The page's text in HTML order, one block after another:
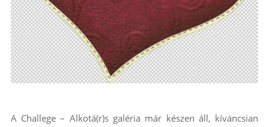
A Challege – Alkotá(r)s galéria már készen áll, kíváncsian